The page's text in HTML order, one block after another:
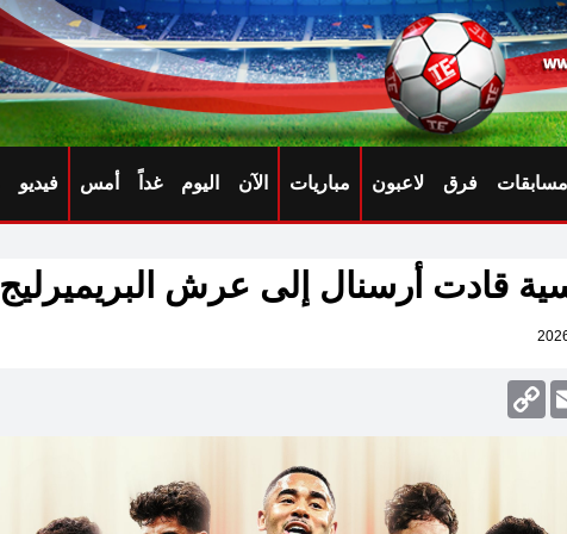
مسابقات فرق لاعبون مباريات الآن اليوم غداً أمس فيديو
قادت أرسنال إلى عرش البريميرليج
Copy
Link